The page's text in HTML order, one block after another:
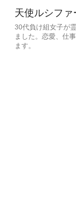
天使ルシファ
30代負け組女子が
ました。恋愛、仕
ます。